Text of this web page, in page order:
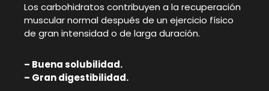
Los carbohidratos contribuyen a la recuperación
muscular normal después de un ejercicio físico
de gran intensidad o de larga duración.
– Buena solubilidad.
– Gran digestibilidad.